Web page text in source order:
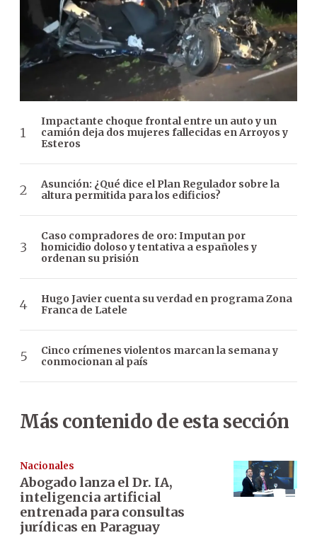
Impactante choque frontal entre un auto y un
camión deja dos mujeres fallecidas en Arroyos y
Esteros
Asunción: ¿Qué dice el Plan Regulador sobre la
altura permitida para los edificios?
Caso compradores de oro: Imputan por
homicidio doloso y tentativa a españoles y
ordenan su prisión
Hugo Javier cuenta su verdad en programa Zona
Franca de Latele
Cinco crímenes violentos marcan la semana y
conmocionan al país
Más contenido de esta sección
Nacionales
Abogado lanza el Dr. IA,
inteligencia artificial
entrenada para consultas
jurídicas en Paraguay